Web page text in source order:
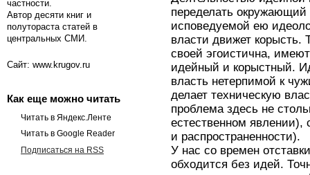
частности.
Автор десяти книг и
полутораста статей в
центральных СМИ.
Сайт: www.krugov.ru
Как еще можно читать
Читать в Яндекс.Ленте
Читать в Google Reader
Подписаться на RSS
переделать окружающий
исповедуемой ею
власти движет корысть.
своей эгоистична,
идейный и корыстный.
власть нетерпимой к
делает техническую
проблема здесь не
естественном явлении),
и распространенности).
У нас со времен
обходится без идей.